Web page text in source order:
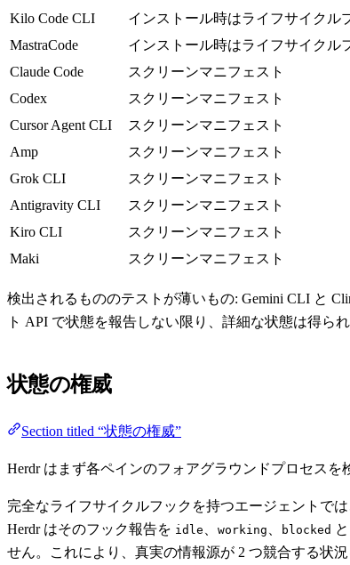
Kilo Code CLI
インストール時はライフサイクル
MastraCode
インストール時はライフサイクル
Claude Code
スクリーンマニフェスト
Codex
スクリーンマニフェスト
Cursor Agent CLI
スクリーンマニフェスト
Amp
スクリーンマニフェスト
Grok CLI
スクリーンマニフェスト
Antigravity CLI
スクリーンマニフェスト
Kiro CLI
スクリーンマニフェスト
Maki
スクリーンマニフェスト
検出されるもののテストが薄いもの: Gemini CLI と
ト API で状態を報告しない限り、詳細な状態は得ら
状態の権威
Section titled “状態の権威”
Herdr はまず各ペインのフォアグラウンドプロセス
完全なライフサイクルフックを持つエージェントで
Herdr はそのフック報告を idle working blocked
せん。これにより、真実の情報源が 2 つ競合する状況